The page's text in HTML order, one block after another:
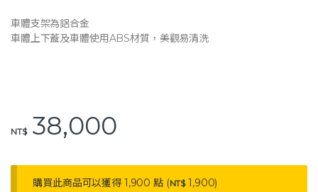
c
e
o
k
e
y
k
車體支架為鋁合金
車體上下蓋及車體使用ABS材質，美觀易清洗
NT$38,000
購買此商品可以獲得 1,900 點 (NT$1,900)